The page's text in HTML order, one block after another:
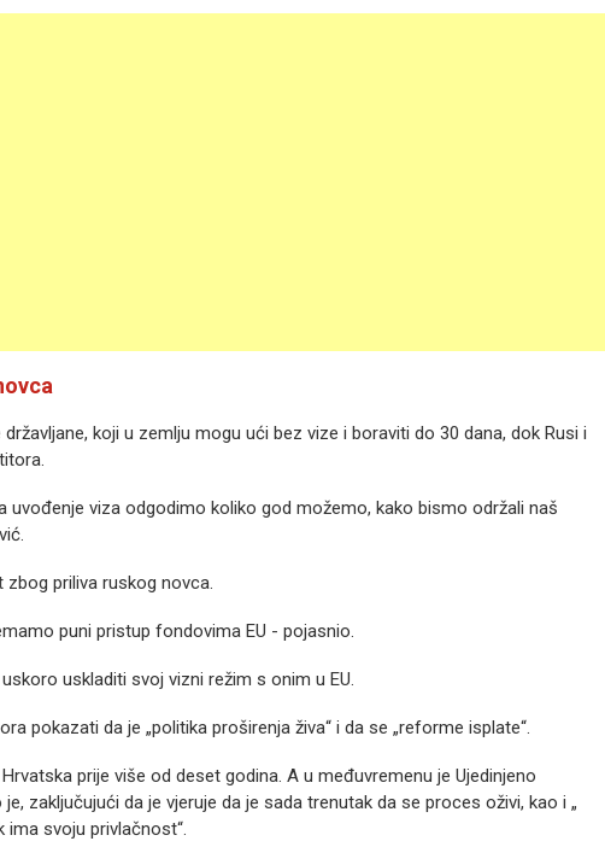
koji u zemlju mogu ući bez vize i boraviti do 30 dana, dok Rusi i
uvođenje viza odgodimo koliko god možemo, kako bismo održali naš
zbog priliva ruskog novca.
puni pristup fondovima EU - pojasnio.
uskladiti svoj vizni režim s onim u EU.
pokazati da je „politika proširenja živa“ i da se „reforme isplate“.
prije više od deset godina. A u međuvremenu je Ujedinjeno
zaključujući da je vjeruje da je sada trenutak da se proces oživi, kao i „
ima svoju privlačnost“.